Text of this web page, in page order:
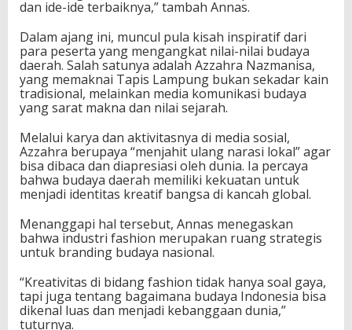
dan ide-ide terbaiknya,” tambah Annas.
Dalam ajang ini, muncul pula kisah inspiratif dari
para peserta yang mengangkat nilai-nilai budaya
daerah. Salah satunya adalah Azzahra Nazmanisa,
yang memaknai Tapis Lampung bukan sekadar kain
tradisional, melainkan media komunikasi budaya
yang sarat makna dan nilai sejarah.
Melalui karya dan aktivitasnya di media sosial,
Azzahra berupaya “menjahit ulang narasi lokal” agar
bisa dibaca dan diapresiasi oleh dunia. Ia percaya
bahwa budaya daerah memiliki kekuatan untuk
menjadi identitas kreatif bangsa di kancah global.
Menanggapi hal tersebut, Annas menegaskan
bahwa industri fashion merupakan ruang strategis
untuk branding budaya nasional.
“Kreativitas di bidang fashion tidak hanya soal gaya,
tapi juga tentang bagaimana budaya Indonesia bisa
dikenal luas dan menjadi kebanggaan dunia,”
tuturnya.